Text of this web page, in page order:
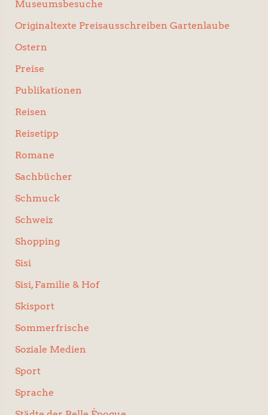
Museumsbesuche
Originaltexte Preisausschreiben Gartenlaube
Ostern
Preise
Publikationen
Reisen
Reisetipp
Romane
Sachbücher
Schmuck
Schweiz
Shopping
Sisi
Sisi, Familie & Hof
Skisport
Sommerfrische
Soziale Medien
Sport
Sprache